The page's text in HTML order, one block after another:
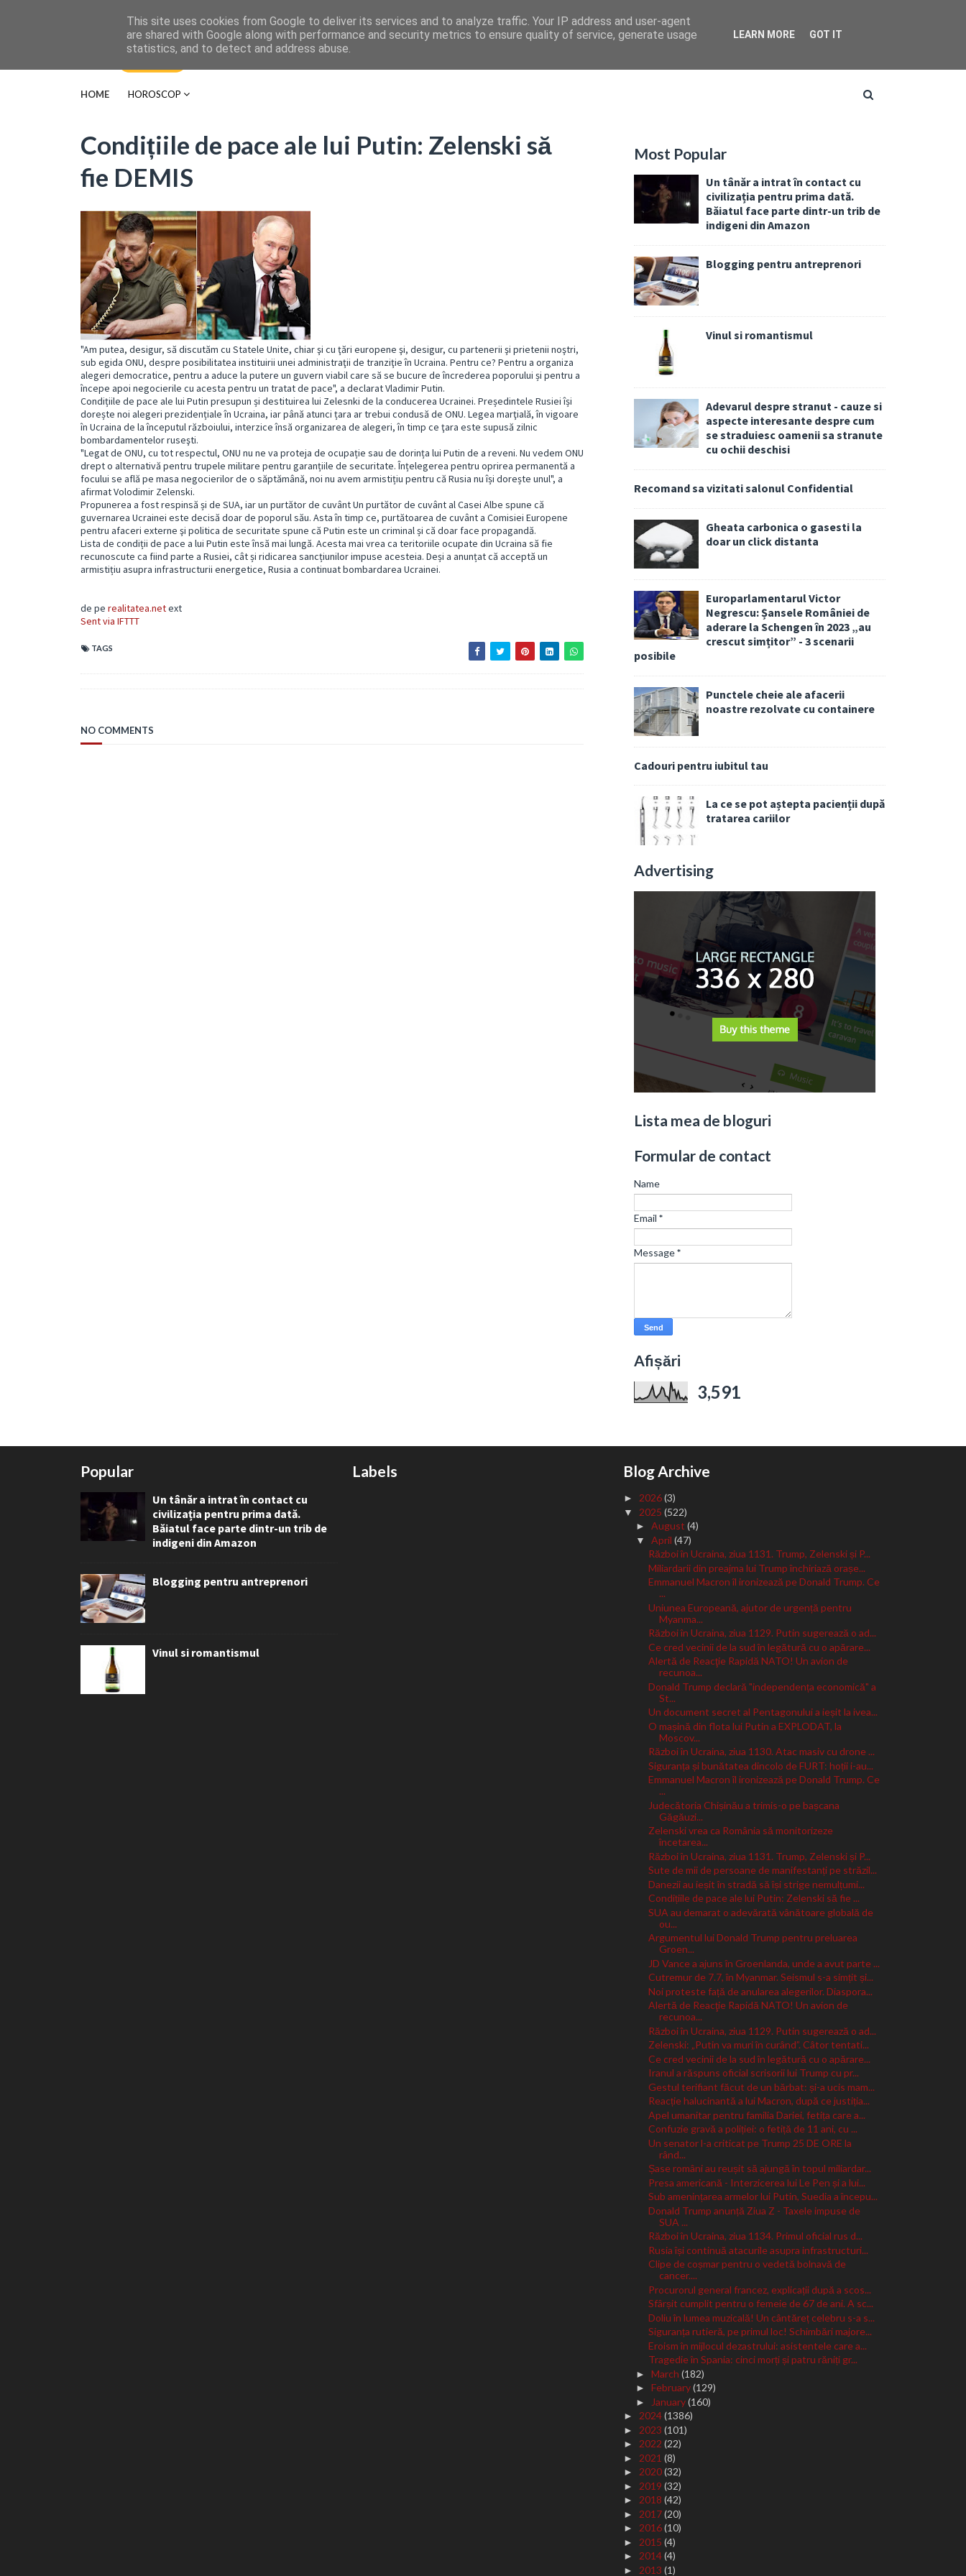
HOME HOROSCOP
Condițiile de pace ale lui Putin: Zelenski să
fie DEMIS
"Am putea, desigur, să discutăm cu Statele Unite, chiar şi cu ţări europene şi, desigur, cu partenerii şi prietenii noştri,
sub egida ONU, despre posibilitatea instituirii unei administraţii de tranziţie în Ucraina. Pentru ce? Pentru a organiza
alegeri democratice, pentru a aduce la putere un guvern viabil care să se bucure de încrederea poporului și pentru a
începe apoi negocierile cu acesta pentru un tratat de pace", a declarat Vladimir Putin.
Condițiile de pace ale lui Putin presupun și destituirea lui Zelesnki de la conducerea Ucrainei. Președintele Rusiei își
dorește noi alegeri prezidențiale în Ucraina, iar până atunci țara ar trebui condusă de ONU. Legea marţială, în vigoare
în Ucraina de la începutul războiului, interzice însă organizarea de alegeri, în timp ce ţara este supusă zilnic
bombardamentelor ruseşti.
"Legat de ONU, cu tot respectul, ONU nu ne va proteja de ocupație sau de dorința lui Putin de a reveni. Nu vedem ONU
drept o alternativă pentru trupele militare pentru garanțiile de securitate. Înțelegerea pentru oprirea permanentă a
focului se află pe masa negocierilor de o săptămână, noi nu avem armistițiu pentru că Rusia nu își dorește unul", a
afirmat Volodimir Zelenski.
Propunerea a fost respinsă și de SUA, iar un purtător de cuvânt Un purtător de cuvânt al Casei Albe spune că
guvernarea Ucrainei este decisă doar de poporul său. Asta în timp ce, purtătoarea de cuvânt a Comisiei Europene
pentru afaceri externe şi politica de securitate spune că Putin este un criminal și că doar face propagandă.
Lista de condiții de pace a lui Putin este însă mai lungă. Acesta mai vrea ca teritoriile ocupate din Ucraina să fie
recunoscute ca fiind parte a Rusiei, cât și ridicarea sancțiunilor impuse acesteia. Deși a anunțat că acceptă un
armistițiu asupra infrastructurii energetice, Rusia a continuat bombardarea Ucrainei.
de pe realitatea.netext
Sent via IFTTT
TAGS
NO COMMENTS
Most Popular
Un tânăr a intrat în contact cu
civilizația pentru prima dată.
Băiatul face parte dintr-un trib de
indigeni din Amazon
Blogging pentru antreprenori
Vinul si romantismul
Adevarul despre stranut - cauze si
aspecte interesante despre cum
se straduiesc oamenii sa stranute
cu ochii deschisi
Recomand sa vizitati salonul Confidential
Gheata carbonica o gasesti la
doar un click distanta
Europarlamentarul Victor
Negrescu: Șansele României de
aderare la Schengen în 2023 „au
crescut simțitor” - 3 scenarii
posibile
Punctele cheie ale afacerii
noastre rezolvate cu containere
Cadouri pentru iubitul tau
La ce se pot aștepta pacienții după
tratarea cariilor
Advertising
Lista mea de bloguri
Formular de contact
Name
Email *
Message*
Afișări
3,591
Popular
Un tânăr a intrat în contact cu
civilizația pentru prima dată.
Băiatul face parte dintr-un trib de
indigeni din Amazon
Blogging pentru antreprenori
Vinul si romantismul
Labels Blog Archive
►2026(3)
▼ 2025(522)
►August(4)
▼April(47)
Război în Ucraina, ziua 1131. Trump, Zelenski și P...
Miliardarii din preajma lui Trump închiriază orașe...
Emmanuel Macron îl ironizează pe Donald Trump. Ce
...
Uniunea Europeană, ajutor de urgență pentru
Myanma...
Război în Ucraina, ziua 1129. Putin sugerează o ad...
Ce cred vecinii de la sud în legătură cu o apărare...
Alertă de Reacţie Rapidă NATO! Un avion de
recunoa...
Donald Trump declară "independența economică" a
St...
Un document secret al Pentagonului a ieșit la ivea...
O mașină din flota lui Putin a EXPLODAT, la
Moscov...
Război în Ucraina, ziua 1130. Atac masiv cu drone ...
Siguranța și bunătatea dincolo de FURT: hoții i-au...
Emmanuel Macron îl ironizează pe Donald Trump. Ce
...
Judecătoria Chișinău a trimis-o pe bașcana
Găgăuzi...
Zelenski vrea ca România să monitorizeze
încetarea...
Război în Ucraina, ziua 1131. Trump, Zelenski și P...
Sute de mii de persoane de manifestanți pe străzil...
Danezii au ieșit în stradă să își strige nemulțumi...
Condițiile de pace ale lui Putin: Zelenski să fie ...
SUA au demarat o adevărată vânătoare globală de
ou...
Argumentul lui Donald Trump pentru preluarea
Groen...
JD Vance a ajuns în Groenlanda, unde a avut parte ...
Cutremur de 7.7, în Myanmar. Seismul s-a simțit și...
Noi proteste față de anularea alegerilor. Diaspora...
Alertă de Reacţie Rapidă NATO! Un avion de
recunoa...
Război în Ucraina, ziua 1129. Putin sugerează o ad...
Zelenski: „Putin va muri în curând”. Câtor tentati...
Ce cred vecinii de la sud în legătură cu o apărare...
Iranul a răspuns oficial scrisorii lui Trump cu pr...
Gestul terifiant făcut de un bărbat: și-a ucis mam...
Reacție halucinantă a lui Macron, după ce justiția...
Apel umanitar pentru familia Dariei, fetița care a...
Confuzie gravă a poliției: o fetiță de 11 ani, cu ...
Un senator l-a criticat pe Trump 25 DE ORE la
rând...
Șase români au reușit să ajungă în topul miliardar...
Presa americană - Interzicerea lui Le Pen și a lui...
Sub amenințarea armelor lui Putin, Suedia a începu...
Donald Trump anunță Ziua Z - Taxele impuse de
SUA ...
Război în Ucraina, ziua 1134. Primul oficial rus d...
Rusia își continuă atacurile asupra infrastructuri...
Clipe de coșmar pentru o vedetă bolnavă de
cancer....
Procurorul general francez, explicații după a scos...
Sfârșit cumplit pentru o femeie de 67 de ani. A sc...
Doliu în lumea muzicală! Un cântăreț celebru s-a s...
Siguranța rutieră, pe primul loc! Schimbări majore...
Eroism în mijlocul dezastrului: asistentele care a...
Tragedie în Spania: cinci morți și patru răniți gr...
►March(182)
►February(129)
► January(160)
►2024(1386)
► 2023(101)
►2022(22)
► 2021(8)
►2020(32)
► 2019(32)
►2018(42)
► 2017(20)
►2016(10)
► 2015(4)
►2014(4)
► 2013(1)
This site uses cookies from Google to deliver its services and to analyze traffic. Your IP address and user-agent
are shared with Google along with performance and security metrics to ensure quality of service, generate usage
statistics, and to detect and address abuse.
LEARN MORE GOT IT